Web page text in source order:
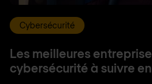
Cybersécurité
Les meilleures
cybersécurité à suivre